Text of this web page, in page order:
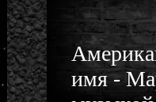
имя -